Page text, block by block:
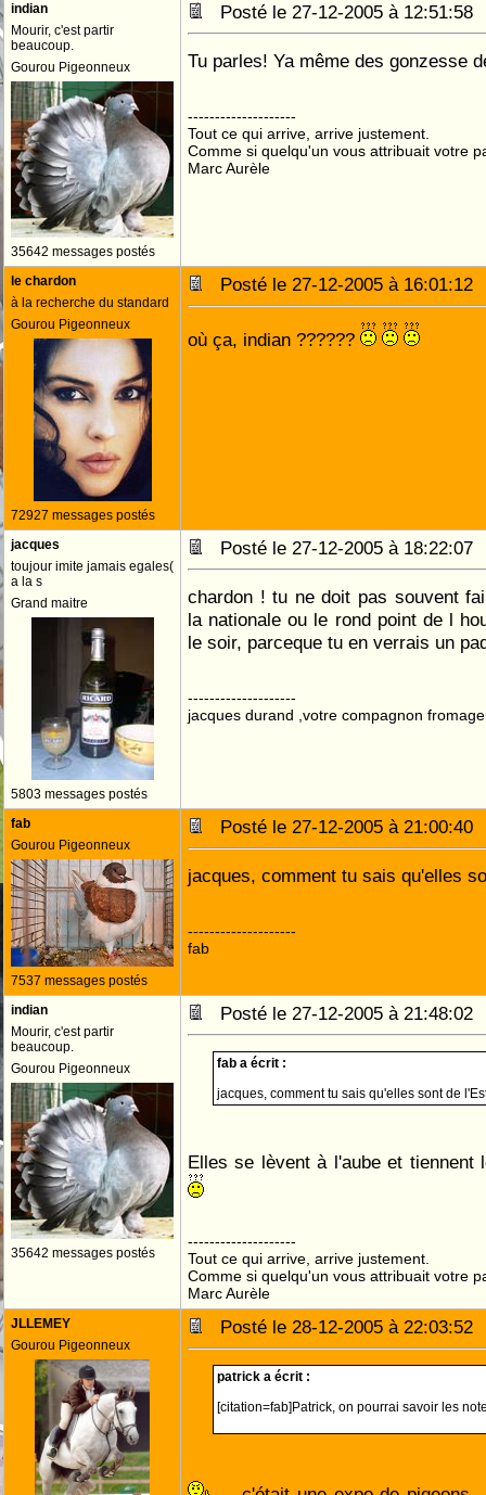
indian
Mourir, c'est partir
beaucoup.
Gourou Pigeonneux
35642 messages postés
Posté le 27-12-2005 à
Tu parles! Ya même des gonzesse
--------------------
Tout ce qui arrive, arrive justement.
Comme si quelqu'un vous attribuait votre
Marc Aurèle
le chardon
à la recherche du standard
Gourou Pigeonneux
72927 messages postés
Posté le 27-12-2005 à
où ça, indian ??????
jacques
toujour imite jamais egales(
a la s
Grand maitre
5803 messages postés
Posté le 27-12-2005 à
chardon ! tu ne doit pas souvent
la nationale ou le rond point de l
le soir, parceque tu en verrais un
--------------------
jacques durand ,votre compagnon
fab
Gourou Pigeonneux
7537 messages postés
Posté le 27-12-2005 à
jacques, comment tu sais qu'elles
--------------------
fab
indian
Mourir, c'est partir
beaucoup.
Gourou Pigeonneux
35642 messages postés
Posté le 27-12-2005 à
fab a écrit :
jacques, comment tu sais qu'elles sont de
Elles se lèvent à l'aube et tiennent
--------------------
Tout ce qui arrive, arrive justement.
Comme si quelqu'un vous attribuait votre
Marc Aurèle
JLLEMEY
Gourou Pigeonneux
Posté le 28-12-2005 à
patrick a écrit :
[citation=fab]Patrick, on pourrai savoir les